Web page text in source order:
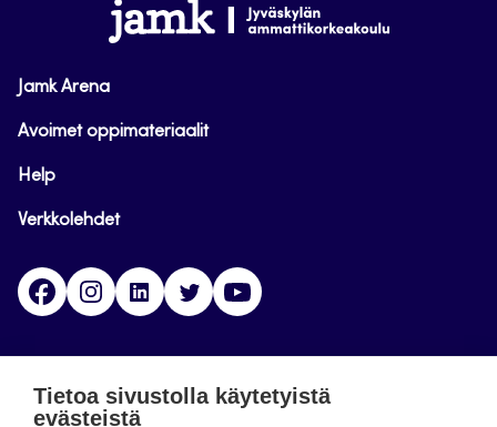
www.jamk.fi
Jamk Arena
Avoimet oppimateriaalit
Help
Verkkolehdet
FacebookInstagramLinkedinTwitter
Tietoa sivustolla käytetyistä
evästeistä